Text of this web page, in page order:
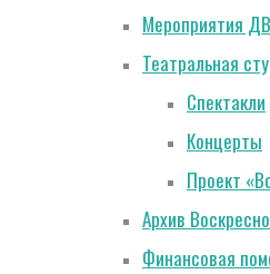
Мероприятия
Театральная
Спектакли
Концерты
Проект
Архив
Финансовая